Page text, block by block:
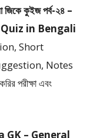
জিকে কুইজ পর্ব-২৪ –
in Bengali
Short
Notes
পরীক্ষা এবং
GK – General